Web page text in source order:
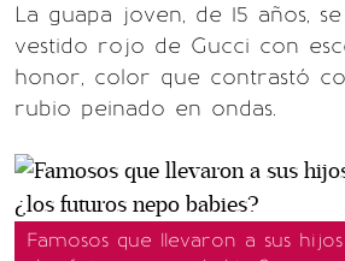
La guapa joven, de 15 años,
vestido rojo de Gucci con
honor, color que contrastó
rubio peinado en ondas.
Famosos que llevaron a sus